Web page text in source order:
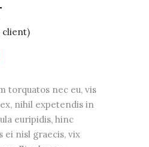
client)
torquatos nec eu, vis
nihil expetendis in
euripidis, hinc
ei nisl graecis, vix